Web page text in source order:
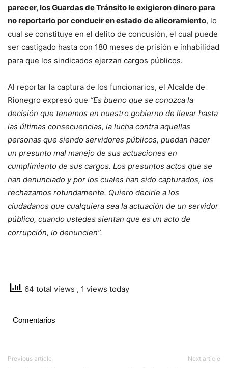
parecer, los Guardas de Tránsito le exigieron dinero para
no reportarlo por conducir en estado de alicoramiento, lo
cual se constituye en el delito de concusión, el cual puede
ser castigado hasta con 180 meses de prisión e inhabilidad
para que los sindicados ejerzan cargos públicos.
Al reportar la captura de los funcionarios, el Alcalde de
Rionegro expresó que “Es bueno que se conozca la
decisión que tenemos en nuestro gobierno de llevar hasta
las últimas consecuencias, la lucha contra aquellas
personas que siendo servidores públicos, puedan hacer
un presunto mal manejo de sus actuaciones en
cumplimiento de sus cargos. Los presuntos actos que se
han denunciado y por los cuales han sido capturados, los
rechazamos rotundamente. Quiero decirle a los
ciudadanos que cualquiera sea la actuación de un servidor
público, cuando ustedes sientan que es un acto de
corrupción, lo denuncien”.
64 total views , 1 views today
Comentarios
Previous article Next article